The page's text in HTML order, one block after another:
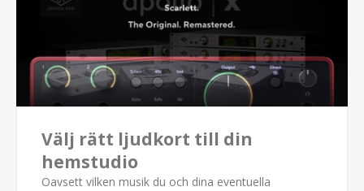
Välj rätt ljudkort till din
hemstudio
Oavsett vilken musik du och dina eventuella